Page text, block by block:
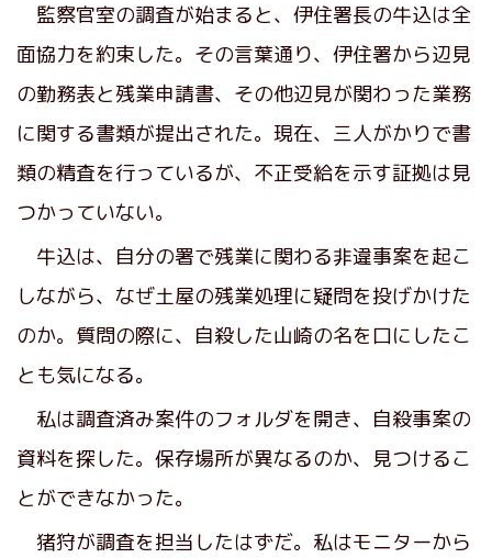
監察官室の調査が始まると、伊住署長の牛込は全
面協力を約束した。その言葉通り、伊住署から辺見
の勤務表と残業申請書、その他辺見が関わった業務
に関する書類が提出された。現在、三人がかりで書
類の精査を行っているが、不正受給を示す証拠は見
つかっていない。
牛込は、自分の署で残業に関わる非違事案を起こ
しながら、なぜ土屋の残業処理に疑問を投げかけた
のか。質問の際に、自殺した山崎の名を口にしたこ
とも気になる。
私は調査済み案件のフォルダを開き、自殺事案の
資料を探した。保存場所が異なるのか、見つけるこ
とができなかった。
猪狩が調査を担当したはずだ。私はモニターから